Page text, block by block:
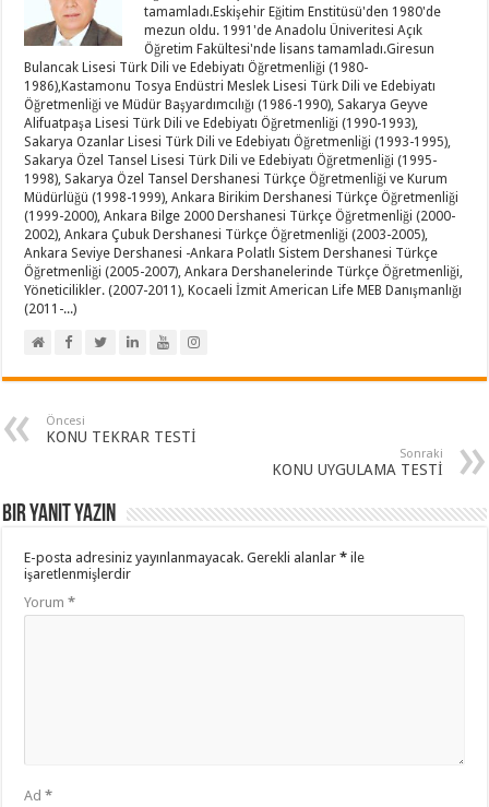
tamamladı.Eskişehir Eğitim Enstitüsü'den 1980'de
mezun oldu. 1991'de Anadolu Üniveritesi Açık
Öğretim Fakültesi'nde lisans tamamladı.Giresun
Bulancak Lisesi Türk Dili ve Edebiyatı Öğretmenliği (1980-
1986),Kastamonu Tosya Endüstri Meslek Lisesi Türk Dili ve Edebiyatı
Öğretmenliği ve Müdür Başyardımcılığı (1986-1990), Sakarya Geyve
Alifuatpaşa Lisesi Türk Dili ve Edebiyatı Öğretmenliği (1990-1993),
Sakarya Ozanlar Lisesi Türk Dili ve Edebiyatı Öğretmenliği (1993-1995),
Sakarya Özel Tansel Lisesi Türk Dili ve Edebiyatı Öğretmenliği (1995-
1998), Sakarya Özel Tansel Dershanesi Türkçe Öğretmenliği ve Kurum
Müdürlüğü (1998-1999), Ankara Birikim Dershanesi Türkçe Öğretmenliği
(1999-2000), Ankara Bilge 2000 Dershanesi Türkçe Öğretmenliği (2000-
2002), Ankara Çubuk Dershanesi Türkçe Öğretmenliği (2003-2005),
Ankara Seviye Dershanesi -Ankara Polatlı Sistem Dershanesi Türkçe
Öğretmenliği (2005-2007), Ankara Dershanelerinde Türkçe Öğretmenliği,
Yöneticilikler. (2007-2011), Kocaeli İzmit American Life MEB Danışmanlığı
(2011-...)
Öncesi
KONU TEKRAR TESTİ
Sonraki
KONU UYGULAMA TESTİ
Bir yanıt yazın
E-posta adresiniz yayınlanmayacak. Gerekli alanlar* ile
işaretlenmişlerdir
Yorum*
Ad*